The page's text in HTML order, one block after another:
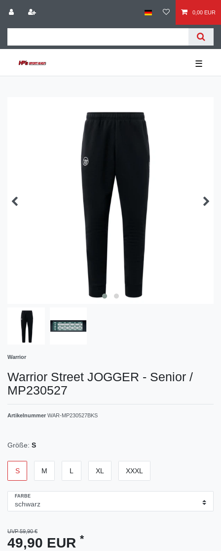
0,00 EUR
☰
Warrior
Warrior Street JOGGER - Senior /
MP230527
Artikelnummer WAR-MP230527BKS
Größe: S
S M L XL XXXL
FARBE
UVP 59,90 €
49,90 EUR *